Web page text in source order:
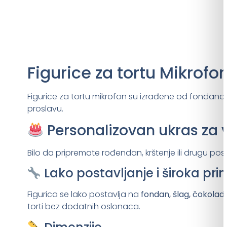
Figurice za tortu
Figurice za tortu mikrofon su izrađene od
proslavu.
Personalizovan ukras za
Bilo da pripremate rođendan, krštenje ili drugu
Lako postavljanje i široka
Figurica se lako postavlja na fondan, šlag,
torti bez dodatnih oslonaca.